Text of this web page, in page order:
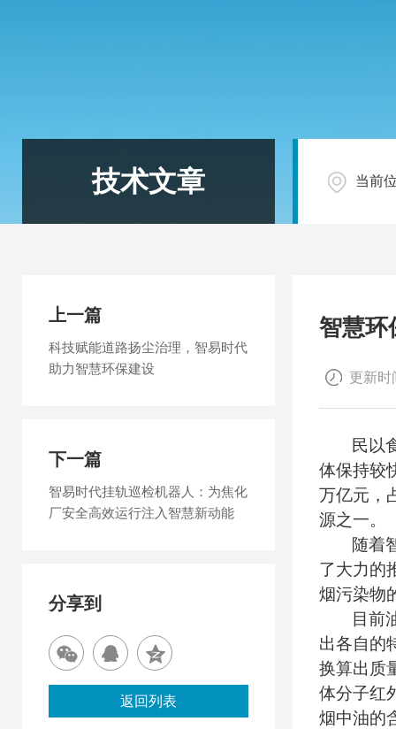
技术文章 当前
智慧环
更新时
民以
体保持较
万亿元，
源之一。
随着
了大力的
烟污染物
目前
出各自的
换算出质
体分子红
烟中油的
上一篇
科技赋能道路扬尘治理，智易时代
助力智慧环保建设
下一篇
智易时代挂轨巡检机器人：为焦化
厂安全高效运行注入智慧新动能
分享到
返回列表